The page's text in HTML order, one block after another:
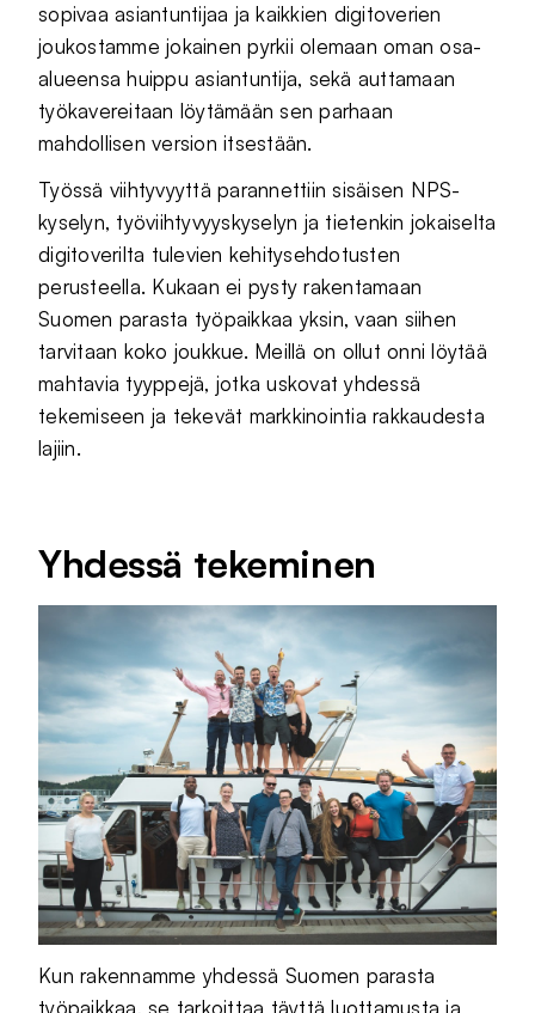
sopivaa asiantuntijaa ja kaikkien digitoverien
joukostamme jokainen pyrkii olemaan oman osa-
alueensa huippu asiantuntija, sekä auttamaan
työkavereitaan löytämään sen parhaan
mahdollisen version itsestään.
Työssä viihtyvyyttä parannettiin sisäisen NPS-
kyselyn, työviihtyvyyskyselyn ja tietenkin jokaiselta
digitoverilta tulevien kehitysehdotusten
perusteella. Kukaan ei pysty rakentamaan
Suomen parasta työpaikkaa yksin, vaan siihen
tarvitaan koko joukkue. Meillä on ollut onni löytää
mahtavia tyyppejä, jotka uskovat yhdessä
tekemiseen ja tekevät markkinointia rakkaudesta
lajiin.
Yhdessä tekeminen
Kun rakennamme yhdessä Suomen parasta
työpaikkaa, se tarkoittaa täyttä luottamusta ja